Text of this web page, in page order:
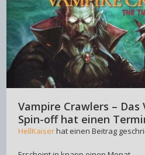
Vampire Crawlers – Das
Spin-off hat einen
HellKaiserhat einen Beitrag